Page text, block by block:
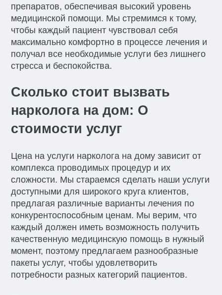
препаратов, обеспечивая высокий уровень
медицинской помощи. Мы стремимся к тому,
чтобы каждый пациент чувствовал себя
максимально комфортно в процессе лечения и
получал все необходимые услуги без лишнего
стресса и беспокойства.
Сколько стоит вызвать
нарколога на дом: О
стоимости услуг
Цена на услуги нарколога на дому зависит от
комплекса проводимых процедур и их
сложности. Мы стараемся сделать наши услуги
доступными для широкого круга клиентов,
предлагая различные варианты лечения по
конкурентоспособным ценам. Мы верим, что
каждый должен иметь возможность получить
качественную медицинскую помощь в нужный
момент, поэтому предлагаем разнообразные
пакеты услуг, чтобы удовлетворить
потребности разных категорий пациентов.